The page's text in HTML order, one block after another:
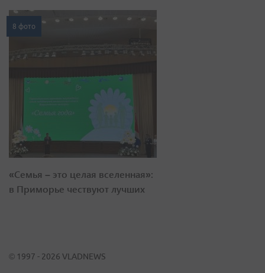
8 фото
«Семья – это целая вселенная»:
в Приморье чествуют лучших
© 1997 - 2026 VLADNEWS